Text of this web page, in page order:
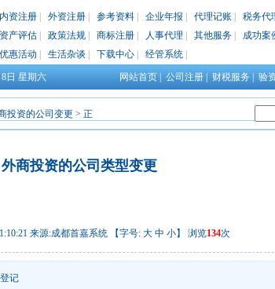
内资注册 外资注册 参考资料 企业年报 代理记账 税务代
资产评估
政策法规 商标注册 人事代理 其他服务 成功案
优惠活动
生活杂谈 下载中心 经管系统
日 星期六 网站首页 公司注册 财税服务 验
投资的公司变更 > 正
外商投资的公司类型变更
来源:成都首嘉系统 【字号: 大 中 小】 浏览134次
记